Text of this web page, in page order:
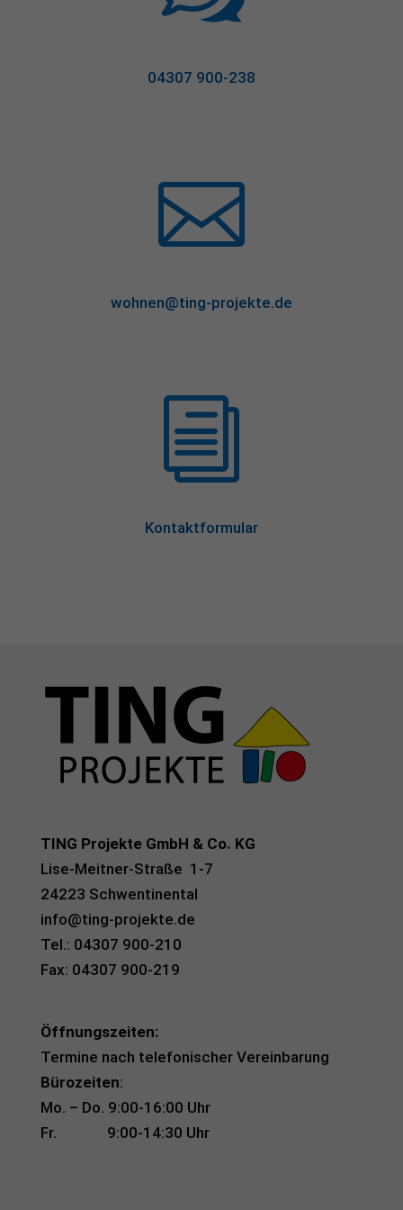
04307 900-238

wohnen@ting-projekte.de
i
Kontaktformular
TING Projekte GmbH & Co. KG
Lise-Meitner-Straße 1-7
24223 Schwentinental
info@ting-projekte.de
Tel.: 04307 900-210
Fax: 04307 900-219
Öffnungszeiten:
Termine nach telefonischer Vereinbarung
Bürozeiten:
Mo. – Do. 9:00-16:00 Uhr
Fr. 9:00-14:30 Uhr